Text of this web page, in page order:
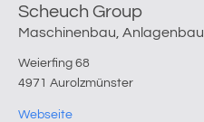
Scheuch Group
Maschinenbau, Anlagenbau
Weierfing 68
4971 Aurolzmünster
Webseite